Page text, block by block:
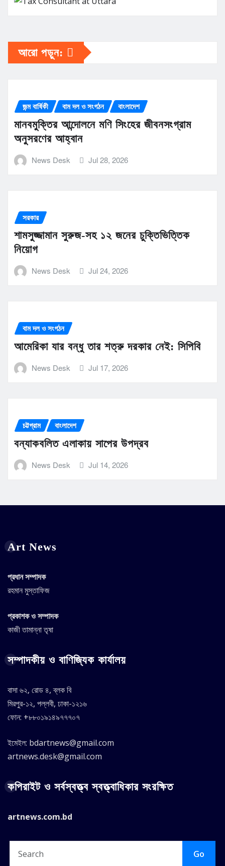
আরো পড়ুন:
জন্ম বার্ষিকী বাম দল ও সংগঠন বাংলাদেশ
মানবমুক্তির আন্দোলনে মণি সিংহের জীবনসংগ্রাম
অনুসরণের আহ্বান
News Desk Jul 28, 2026
সরকার
শামসুজ্জামান সুরুজ-সহ ১২ জনের চুক্তিভিত্তিক
নিয়োগ
News Desk Jul 24, 2026
বাম দল ও সংগঠন
আমেরিকা যার বন্ধু তার শত্রু দরকার নেই: সিপিবি
News Desk Jul 17, 2026
চট্টগ্রাম বাংলাদেশ
বন্যাকবলিত এলাকায় সাপের উপদ্রব
News Desk Jul 14, 2026
Art News
প্রধান সম্পাদক
রহমান মুস্তাফিজ
প্রকাশক ও সম্পাদক
কাজী তামান্না তৃষা
সম্পাদকীয় ও বাণিজ্যিক কার্যালয়
বাসা ৬২, রোড ৪, ব্লক বি
মিরপুর-১২, পল্লবী, ঢাকা-১২১৬
ফোন: +৮৮০১৯১৪৯৭৭৭০৭
ইমেইল: bdartnews@gmail.com
artnews.desk@gmail.com
কপিরাইট ও সর্বস্বত্ত্ব স্বত্ত্বাধিকার সংরক্ষিত
artnews.com.bd
Go